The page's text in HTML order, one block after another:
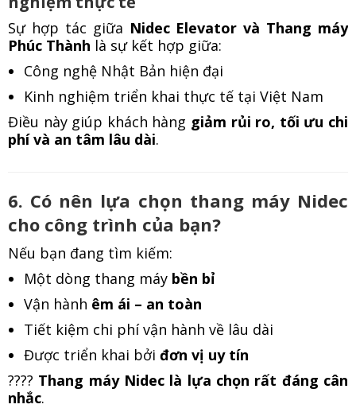
Sự hợp tác giữa Nidec Elevator và Thang máy
Phúc Thành là sự kết hợp giữa:
Công nghệ Nhật Bản hiện đại
Kinh nghiệm triển khai thực tế tại Việt Nam
Điều này giúp khách hàng giảm rủi ro, tối ưu chi
phí và an tâm lâu dài.
6. Có nên lựa chọn thang máy Nidec
cho công trình của bạn?
Nếu bạn đang tìm kiếm:
Một dòng thang máy bền bỉ
Vận hành êm ái – an toàn
Tiết kiệm chi phí vận hành về lâu dài
Được triển khai bởi đơn vị uy tín
???? Thang máy Nidec là lựa chọn rất đáng cân
nhắc.